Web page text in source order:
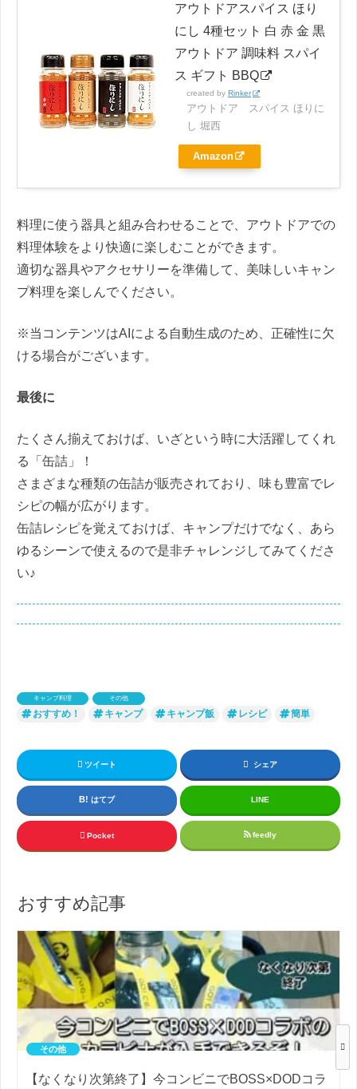
アウトドアスパイス ほり
にし 4種セット 白 赤 金 黒
アウトドア 調味料 スパイ
ス ギフト BBQ
created by Rinker
アウトドア スパイス ほりに
し 堀西
Amazon
料理に使う器具と組み合わせることで、アウトドアでの
料理体験をより快適に楽しむことができます。
適切な器具やアクセサリーを準備して、美味しいキャン
プ料理を楽しんでください。
※当コンテンツはAIによる自動生成のため、正確性に欠
ける場合がございます。
最後に
たくさん揃えておけば、いざという時に大活躍してくれ
る「缶詰」！
さまざまな種類の缶詰が販売されており、味も豊富でレ
シピの幅が広がります。
缶詰レシピを覚えておけば、キャンプだけでなく、あら
ゆるシーンで使えるので是非チャレンジしてみてくださ
い♪
キャンプ料理 その他
おすすめ！ キャンプ キャンプ飯 レシピ 簡単
ツイート シェア
はてブ LINE
Pocket feedly
おすすめ記事
その他
【なくなり次第終了】今コンビニでBOSS×DODコラ